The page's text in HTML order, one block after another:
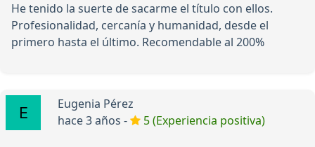
He tenido la suerte de sacarme el título con ellos.
Profesionalidad, cercanía y humanidad, desde el
primero hasta el último. Recomendable al 200%
Eugenia Pérez
hace 3 años -
5 (Experiencia positiva)